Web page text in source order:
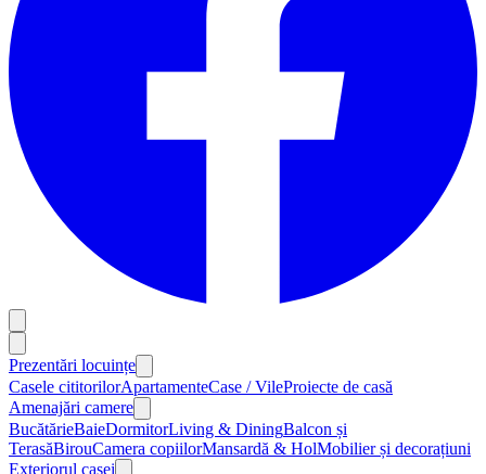
Prezentări locuințe
Casele cititorilorApartamenteCase / VileProiecte de casă
Amenajări camere
BucătărieBaieDormitorLiving & DiningBalcon și
TerasăBirouCamera copiilorMansardă & HolMobilier și decorațiuni
Exteriorul casei